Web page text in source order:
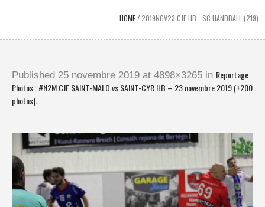
HOME/2019NOV23 CJF HB _ SC HANDBALL (219)
Published 25 novembre 2019 at 4898×3265 in Reportage
Photos : #N2M CJF SAINT-MALO vs SAINT-CYR HB – 23 novembre 2019 (+200
photos).